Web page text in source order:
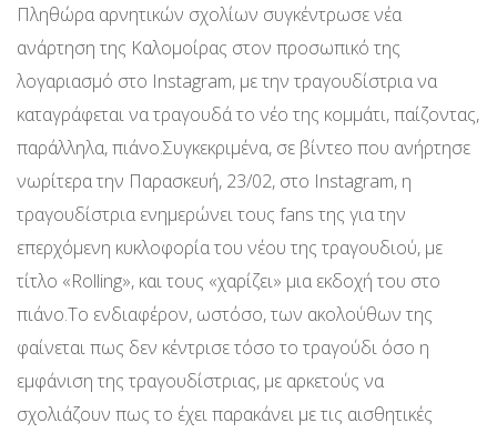
Πληθώρα αρνητικών σχολίων συγκέντρωσε νέα
ανάρτηση της Καλομοίρας στον προσωπικό της
λογαριασμό στο Instagram, με την τραγουδίστρια να
καταγράφεται να τραγουδά το νέο της κομμάτι, παίζοντας,
παράλληλα, πιάνο.Συγκεκριμένα, σε βίντεο που ανήρτησε
νωρίτερα την Παρασκευή, 23/02, στο Instagram, η
τραγουδίστρια ενημερώνει τους fans της για την
επερχόμενη κυκλοφορία του νέου της τραγουδιού, με
τίτλο «Rolling», και τους «χαρίζει» μια εκδοχή του στο
πιάνο.Το ενδιαφέρον, ωστόσο, των ακολούθων της
φαίνεται πως δεν κέντρισε τόσο το τραγούδι όσο η
εμφάνιση της τραγουδίστριας, με αρκετούς να
σχολιάζουν πως το έχει παρακάνει με τις αισθητικές